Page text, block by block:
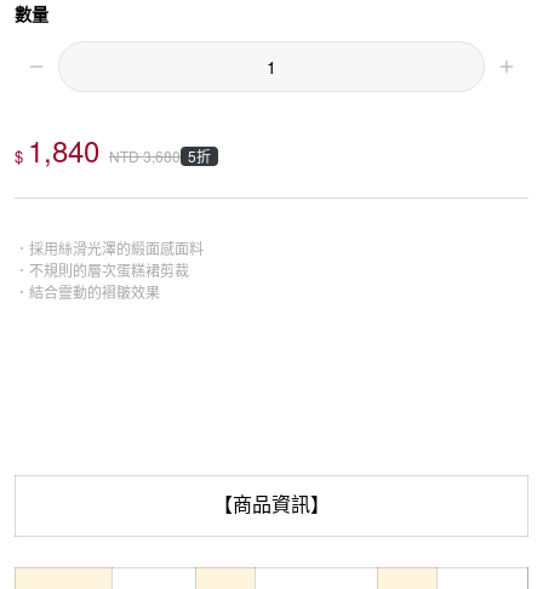
數量
$ 1,840 NTD3,680 5折
．採用絲滑光澤的緞面感面料
．不規則的層次蛋糕裙剪裁
．結合靈動的褶皺效果
【商品資訊】